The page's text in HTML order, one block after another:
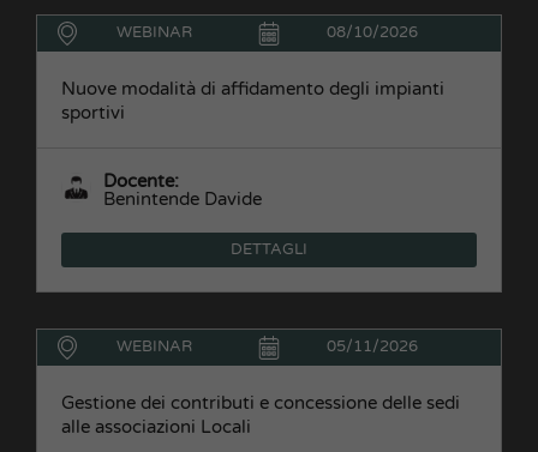
WEBINAR 08/10/2026
Nuove modalità di affidamento degli impianti
sportivi
Docente:
Benintende Davide
DETTAGLI
WEBINAR 05/11/2026
Gestione dei contributi e concessione delle sedi
alle associazioni Locali